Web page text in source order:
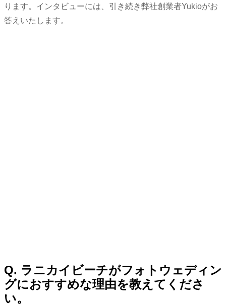
ります。インタビューには、引き続き弊社創業者Yukioがお
答えいたします。
Q. ラニカイビーチがフォトウェディン
グにおすすめな理由を教えてくださ
い。